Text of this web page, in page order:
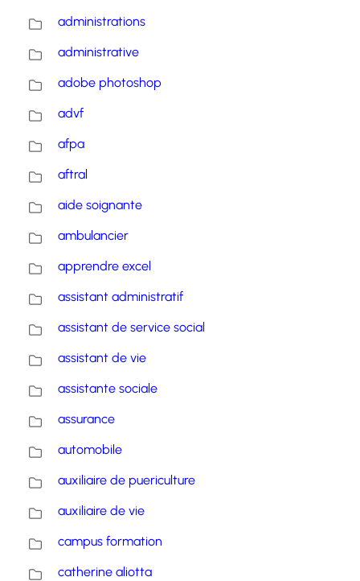
administrations
administrative
adobe photoshop
advf
afpa
aftral
aide soignante
ambulancier
apprendre excel
assistant administratif
assistant de service social
assistant de vie
assistante sociale
assurance
automobile
auxiliaire de puericulture
auxiliaire de vie
campus formation
catherine aliotta